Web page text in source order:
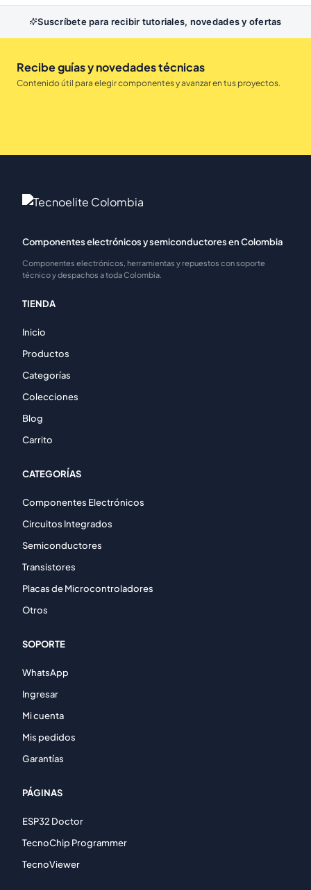
Suscríbete para recibir tutoriales, novedades y ofertas
Recibe guías y novedades técnicas
Contenido útil para elegir componentes y avanzar en tus proyectos.
Componentes electrónicos y semiconductores en Colombia
Componentes electrónicos, herramientas y repuestos con soporte
técnico y despachos a toda Colombia.
TIENDA
Inicio
Productos
Categorías
Colecciones
Blog
Carrito
CATEGORÍAS
Componentes Electrónicos
Circuitos Integrados
Semiconductores
Transistores
Placas de Microcontroladores
Otros
SOPORTE
WhatsApp
Ingresar
Mi cuenta
Mis pedidos
Garantías
PÁGINAS
ESP32 Doctor
TecnoChip Programmer
TecnoViewer